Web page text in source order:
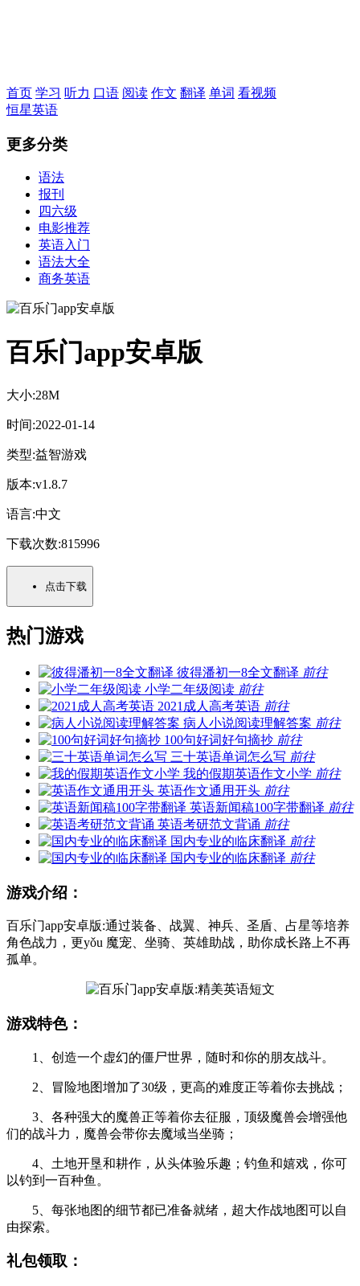
首页 学习 听力 口语 阅读 作文 翻译 单词 看视频
恒星英语
更多分类
语法
报刊
四六级
电影推荐
英语入门
语法大全
商务英语
百乐门app安卓版
大小:28M
时间:2022-01-14
类型:益智游戏
版本:v1.8.7
语言:中文
下载次数:815996
点击下载
热门游戏
彼得潘初一8全文翻译 前往
小学二年级阅读 前往
2021成人高考英语 前往
病人小说阅读理解答案 前往
100句好词好句摘抄 前往
三十英语单词怎么写 前往
我的假期英语作文小学 前往
英语作文通用开头 前往
英语新闻稿100字带翻译 前往
英语考研范文背诵 前往
国内专业的临床翻译 前往
国内专业的临床翻译 前往
游戏介绍：
百乐门app安卓版:通过装备、战翼、神兵、圣盾、占星等培养
角色战力，更yǒu 魔宠、坐骑、英雄助战，助你成长路上不再
孤单。
游戏特色：
1、创造一个虚幻的僵尸世界，随时和你的朋友战斗。
2、冒险地图增加了30级，更高的难度正等着你去挑战；
3、各种强大的魔兽正等着你去征服，顶级魔兽会增强他
们的战斗力，魔兽会带你去魔域当坐骑；
4、土地开垦和耕作，从头体验乐趣；钓鱼和嬉戏，你可
以钓到一百种鱼。
5、每张地图的细节都已准备就绪，超大作战地图可以自
由探索。
礼包领取：